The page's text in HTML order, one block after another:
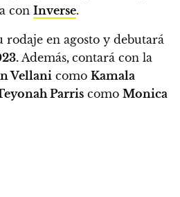
con Inverse.
rodaje en agosto y debutará
Además, contará con la
Vellani como Kamala
Parris como Monica